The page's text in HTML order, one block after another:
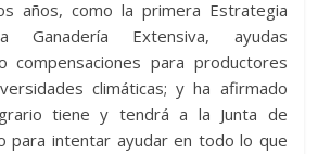
años, como la primera Estrategia
Ganadería Extensiva, ayudas
compensaciones para productores
climáticas; y ha afirmado
tiene y tendrá a la Junta de
para intentar ayudar en todo lo que